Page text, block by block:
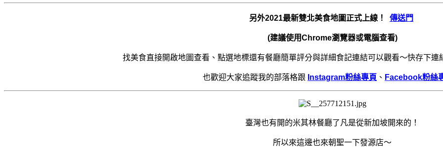
另外2021最新雙北美食地圖正式上線！ 傳送門
(建議使用Chrome瀏覽器或電腦查看)
找美食直接開啟地圖查看、點選地標還有餐廳簡單評分與詳細食記連結可以觀看～快存下連
也歡迎大家追蹤我的部落格跟 Instagram粉絲專頁 、 Facebook粉絲
臺灣也有開的米其林餐廳了凡是從新加坡開來的！
所以來這邊也來朝聖一下發源店～